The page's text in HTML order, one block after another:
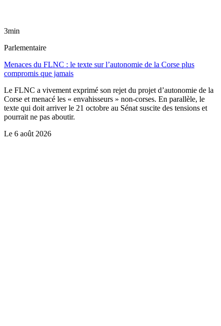
3min
Parlementaire
Menaces du FLNC : le texte sur l’autonomie de la Corse plus
compromis que jamais
Le FLNC a vivement exprimé son rejet du projet d’autonomie de la
Corse et menacé les « envahisseurs » non-corses. En parallèle, le
texte qui doit arriver le 21 octobre au Sénat suscite des tensions et
pourrait ne pas aboutir.
Le 6 août 2026